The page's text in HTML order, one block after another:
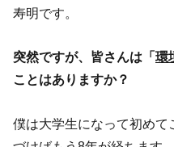
寿明です。
突然ですが、皆さんは「環
ことはありますか？
僕は大学生になって初め